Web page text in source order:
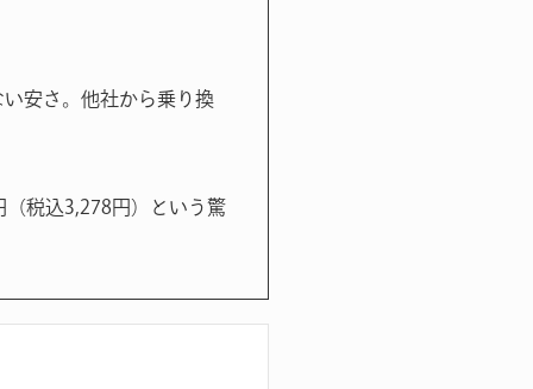
安さ。他社から乗り換
税込3,278円）という驚